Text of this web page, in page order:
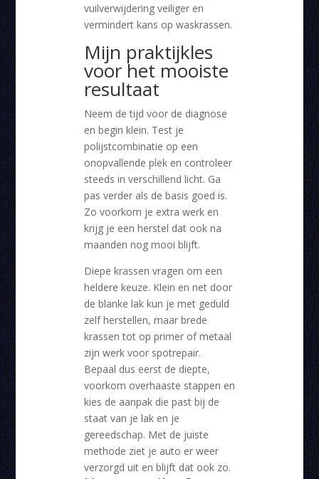
vuilverwijdering veiliger en
vermindert kans op waskrassen.
Mijn praktijkles
voor het mooiste
resultaat
Neem de tijd voor de diagnose
en begin klein. Test je
polijstcombinatie op een
onopvallende plek en controleer
steeds in verschillend licht. Ga
pas verder als de basis goed is.
Zo voorkom je extra werk en
krijg je een herstel dat ook na
maanden nog mooi blijft.
Diepe krassen vragen om een
heldere keuze. Klein en net door
de blanke lak kun je met geduld
zelf herstellen, maar brede
krassen tot op primer of metaal
zijn werk voor spotrepair.
Bepaal dus eerst de diepte,
voorkom overhaaste stappen en
kies de aanpak die past bij de
staat van je lak en je
gereedschap. Met de juiste
methode ziet je auto er weer
verzorgd uit en blijft dat ook zo.